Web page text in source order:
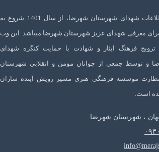
پایگاه جامع اطلاعات شهدای شهرستان شهرضا، از سال 1401 شروع به
معرفی شهدای عزیز شهرستان شهرضا میباشد. این وب
فرهنگ ایثار و شهادت با حمایت کنگره شهدای
و توسط جمعی از جوانان مومن و انقلابی شهرستان
موسسه فرهنگی هنری مسیر رویش آینده سازان
است.
، شهرستان شهرضا